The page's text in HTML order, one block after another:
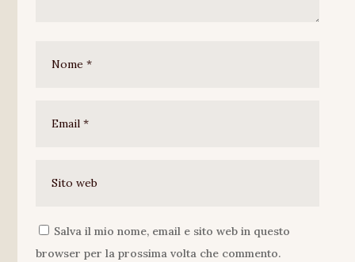
Salva il mio nome, email e sito web in questo
browser per la prossima volta che commento.